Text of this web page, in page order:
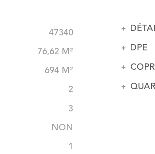
47340
76,62 M²
694 M²
2
3
NON
1
DPE